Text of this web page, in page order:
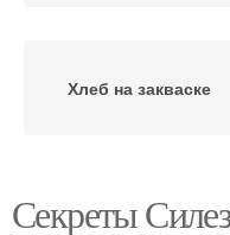
Хлеб на закваске
Ржаная закваска
Секреты